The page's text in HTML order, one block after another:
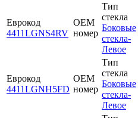
Еврокод
4411LGNS4RV
OEM
номер
Тип
стекла
Боковые
стекла-
Левое
Еврокод
4411LGNH5FD
OEM
номер
Тип
стекла
Боковые
стекла-
Левое